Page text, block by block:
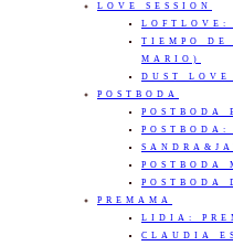
LOVE SESSION
LOFTLOVE:
TIEMPO
MARIO)
DUST
POSTBODA
POSTBODA
POSTBODA
POSTBODA
PREMAMA
LIDIA:
CLAUDIA